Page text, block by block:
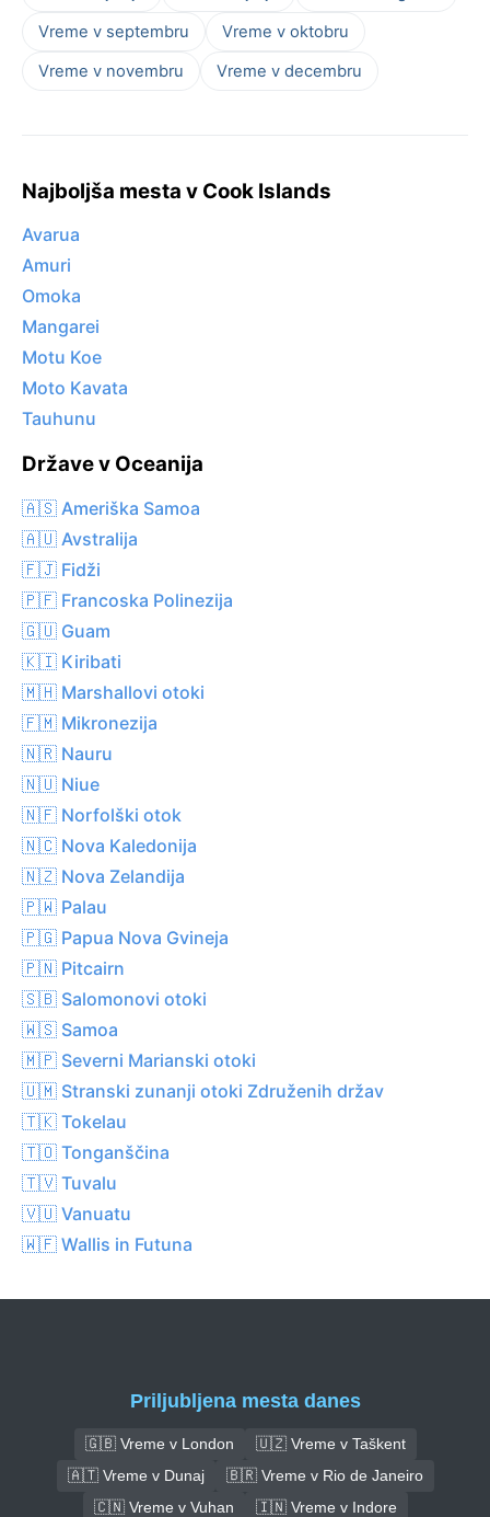
Vreme v septembru
Vreme v oktobru
Vreme v novembru
Vreme v decembru
Najboljša mesta v Cook Islands
Avarua
Amuri
Omoka
Mangarei
Motu Koe
Moto Kavata
Tauhunu
Države v Oceanija
🇦🇸 Ameriška Samoa
🇦🇺 Avstralija
🇫🇯 Fidži
🇵🇫 Francoska Polinezija
🇬🇺 Guam
🇰🇮 Kiribati
🇲🇭 Marshallovi otoki
🇫🇲 Mikronezija
🇳🇷 Nauru
🇳🇺 Niue
🇳🇫 Norfolški otok
🇳🇨 Nova Kaledonija
🇳🇿 Nova Zelandija
🇵🇼 Palau
🇵🇬 Papua Nova Gvineja
🇵🇳 Pitcairn
🇸🇧 Salomonovi otoki
🇼🇸 Samoa
🇲🇵 Severni Marianski otoki
🇺🇲 Stranski zunanji otoki Združenih držav
🇹🇰 Tokelau
🇹🇴 Tonganščina
🇹🇻 Tuvalu
🇻🇺 Vanuatu
🇼🇫 Wallis in Futuna
Priljubljena mesta danes
🇬🇧 Vreme v London
🇺🇿 Vreme v Taškent
🇦🇹 Vreme v Dunaj
🇧🇷 Vreme v Rio de Janeiro
🇨🇳 Vreme v Vuhan
🇮🇳 Vreme v Indore